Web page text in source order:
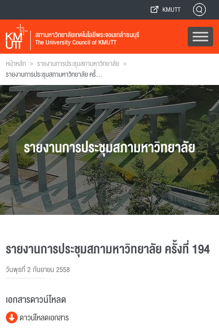
KMUTT
สภามหาวิทยาลัยเทคโนโลยีพระจอมเกล้าธนบุรี
The University Council of KMUTT
หน้าหลัก > รายงานการประชุมสภามหาวิทยาลัย >
รายงานการประชุมสภามหาวิทยาลัย ครั้งที่ 194
รายงานการประชุมสภามหาวิทยาลัย
รายงานการประชุมสภามหาวิทยาลัย ครั้งที่ 194
วันพุธที่ 2 กันยายน 2558
เอกสารดาวน์โหลด
ดาวน์โหลดเอกสาร